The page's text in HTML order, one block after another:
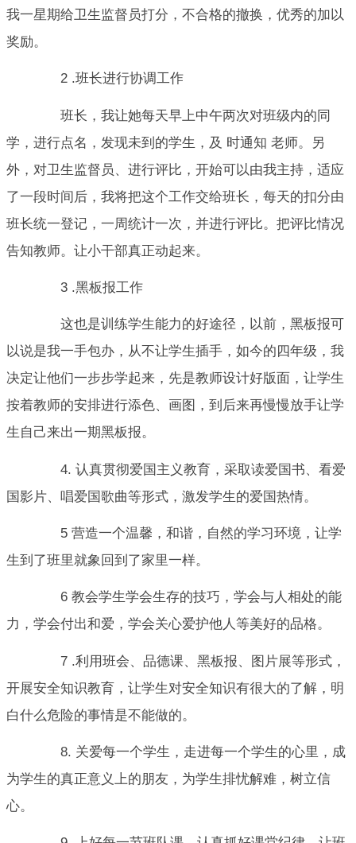
我一星期给卫生监督员打分，不合格的撤换，优秀的加以
奖励。
2 .班长进行协调工作
班长，我让她每天早上中午两次对班级内的同
学，进行点名，发现未到的学生，及 时通知 老师。另
外，对卫生监督员、进行评比，开始可以由我主持，适应
了一段时间后，我将把这个工作交给班长，每天的扣分由
班长统一登记，一周统计一次，并进行评比。把评比情况
告知教师。让小干部真正动起来。
3 .黑板报工作
这也是训练学生能力的好途径，以前，黑板报可
以说是我一手包办，从不让学生插手，如今的四年级，我
决定让他们一步步学起来，先是教师设计好版面，让学生
按着教师的安排进行添色、画图，到后来再慢慢放手让学
生自己来出一期黑板报。
4. 认真贯彻爱国主义教育，采取读爱国书、看爱
国影片、唱爱国歌曲等形式，激发学生的爱国热情。
5 营造一个温馨，和谐，自然的学习环境，让学
生到了班里就象回到了家里一样。
6 教会学生学会生存的技巧，学会与人相处的能
力，学会付出和爱，学会关心爱护他人等美好的品格。
7 .利用班会、品德课、黑板报、图片展等形式，
开展安全知识教育，让学生对安全知识有很大的了解，明
白什么危险的事情是不能做的。
8. 关爱每一个学生，走进每一个学生的心里，成
为学生的真正意义上的朋友，为学生排忧解难，树立信
心。